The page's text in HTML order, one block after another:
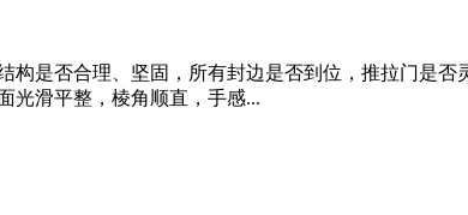
是否合理、坚固，所有封边是否到位，推拉门是
光滑平整，棱角顺直，手感...